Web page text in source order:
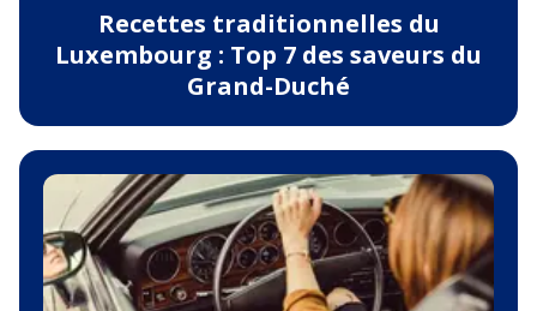
Recettes traditionnelles du
Luxembourg : Top 7 des saveurs du
Grand-Duché